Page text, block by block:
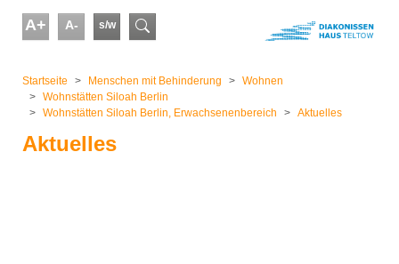
A+ A- s/w Suchformular
Startseite
Menschen mit Behinderung
Wohnen
Wohnstätten Siloah Berlin
Wohnstätten Siloah Berlin, Erwachsenenbereich
Aktuelles
Aktuelles